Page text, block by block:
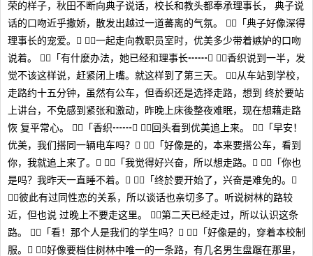
荣的样子，秋田不断向典子说话，校长和教头都奉承理事长， 典子说
话的口吻近乎撒娇，散发出越过一道蕃离的气氛。 「典子好像深得
理事长的宠爱。」 一起走向教职员室时，优美多少带着嫉妒的口吻
说着。 「有什麽办法，她已经和理事长┅┅」 香织说到一半，发
觉不该这样说，赶紧闭上嘴。就这样到了第三天。 从车站到学校，
走路约十五分钟，虽然有公车，但香织还是选择走路，想到 终於要站
上讲台，不免感到紧张和激动，昨晚上床後整夜难眠，现在想藉走路
恢 复平常心。 「香织┅┅」 回头看到优美追上来。 「早安！
优美，我们搭同一辆电车吗？」 「好像是的，本来要搭公车，看到
你，我就追上来了。」 「我觉得好兴奋，所以想走路。」 「你也
是吗？我昨天一直睡不着。」 「终於要开始了，兴奋是难免的。」
彼此有过同性恋的关系，所以谈话也亲切多了。听说树林的路较
近，但也说 过晚上不要走这里。 第二天已经走过，所以认识这条
路。 「看！那个人是我们的学生吗？」 「好像是的，穿着本校制
服。」 好像要档住树林中唯一的一条路，有几名男生盘踞在那里，